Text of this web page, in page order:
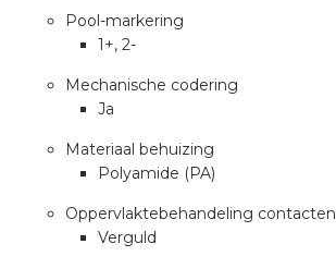
Pool-markering
1+, 2-
Mechanische codering
Ja
Materiaal behuizing
Polyamide (PA)
Oppervlaktebehandeling contacten
Verguld
installeren in de tuinbouw
GST®
RST®